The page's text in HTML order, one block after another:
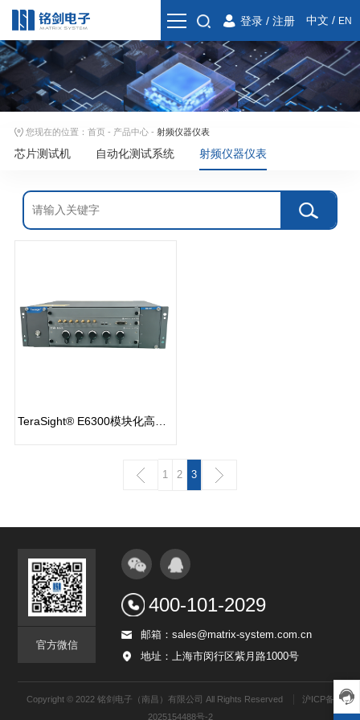
登录 / 注册 中文 / EN
您现在的位置： 首页 - 产品中心- 射频仪器仪表
芯片测试机 自动化测试系统 射频仪器仪表
1 2 3
官方微信
400-101-2029
邮箱：sales@matrix-system.com.cn
地址：上海市闵行区紫月路1000号
Copyright © 2022 铭剑电子（南昌）有限公司 All Rights Reserved
沪ICP备
2025154488号-2